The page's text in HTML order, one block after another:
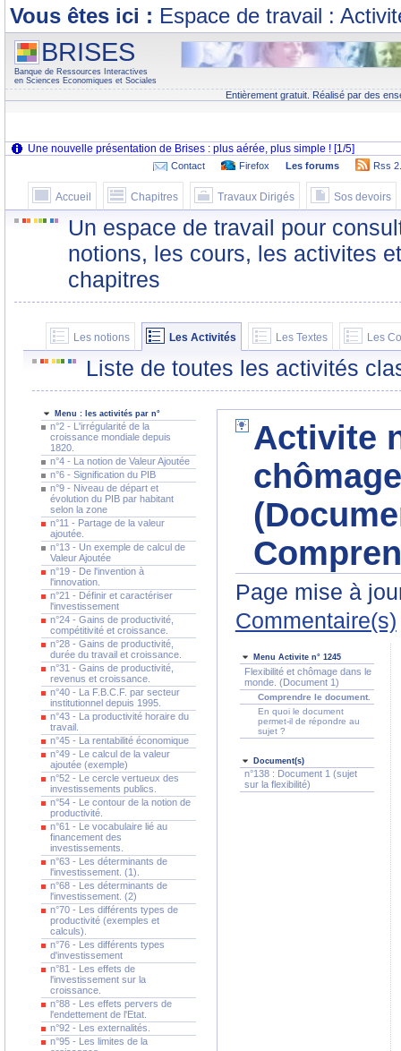
Vous êtes ici : Espace de travail :
BRISES
Banque de Ressources Interactives
en Sciences Economiques et Sociales
Entièrement gratuit. Réalisé par des
Contact Firefox Les forums Rss
Accueil Chapitres Travaux Dirigés Sos devoirs
Un espace de travail pour
notions, les cours, les activites
chapitres
Les notions Les Activités Les Textes Les
Liste de toutes les activités
Menu : les activités par n°
n°2 - L'irrégularité de la
croissance mondiale depuis
1820.
n°4 - La notion de Valeur Ajoutée
n°6 - Signification du PIB
n°9 - Niveau de départ et
évolution du PIB par habitant
selon la zone
n°11 - Partage de la valeur
ajoutée.
n°13 - Un exemple de calcul de
Valeur Ajoutée
n°19 - De l'invention à
l'innovation.
n°21 - Définir et caractériser
l'investissement
n°24 - Gains de productivité,
compétitivité et croissance.
n°28 - Gains de productivité,
durée du travail et croissance.
n°31 - Gains de productivité,
revenus et croissance.
n°40 - La F.B.C.F. par secteur
institutionnel depuis 1995.
n°43 - La productivité horaire du
travail.
n°45 - La rentabilité économique
n°49 - Le calcul de la valeur
ajoutée (exemple)
n°52 - Le cercle vertueux des
investissements publics.
n°54 - Le contour de la notion de
productivité.
n°61 - Le vocabulaire lié au
financement des
investissements.
n°63 - Les déterminants de
l'investissement. (1).
n°68 - Les déterminants de
l'investissement. (2)
n°70 - Les différents types de
productivité (exemples et
calculs).
n°76 - Les différents types
d'investissement
n°81 - Les effets de
l'investissement sur la
croissance.
n°88 - Les effets pervers de
l'endettement de l'Etat.
n°92 - Les externalités.
n°95 - Les limites de la
Activite
Page mise à
Commentaire(s)
Menu Activite n° 1245
Flexibilité et chômage dans le
monde. (Document 1)
Comprendre le document.
En quoi le document
permet-il de répondre au
sujet ?
Document(s)
n°138 : Document 1 (sujet
sur la flexibilité)